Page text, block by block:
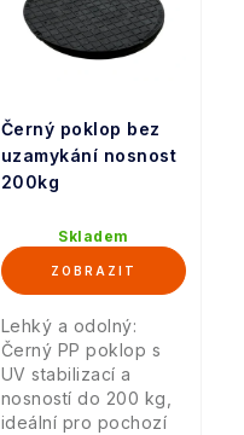
Černý poklop bez
uzamykání nosnost
200kg
Skladem
Lehký a odolný:
Černý PP poklop s
UV stabilizací a
nosností do 200 kg,
ideální pro pochozí